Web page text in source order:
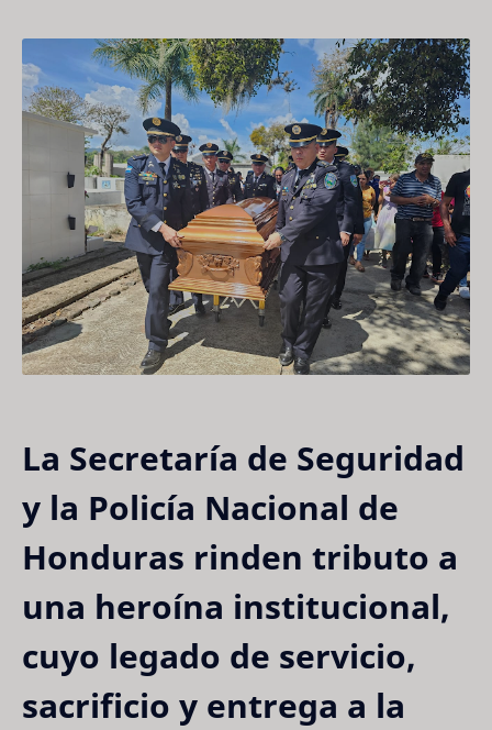
La Secretaría de Seguridad
y la Policía Nacional de
Honduras rinden tributo a
una heroína institucional,
cuyo legado de servicio,
sacrificio y entrega a la